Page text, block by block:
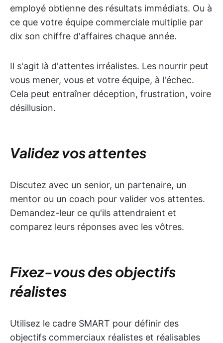
employé obtienne des résultats immédiats. Ou à
ce que votre équipe commerciale multiplie par
dix son chiffre d'affaires chaque année.
Il s'agit là d'attentes irréalistes. Les nourrir peut
vous mener, vous et votre équipe, à l'échec.
Cela peut entraîner déception, frustration, voire
désillusion.
Validez vos attentes
Discutez avec un senior, un partenaire, un
mentor ou un coach pour valider vos attentes.
Demandez-leur ce qu'ils attendraient et
comparez leurs réponses avec les vôtres.
Fixez-vous des objectifs
réalistes
Utilisez le cadre SMART pour définir des
objectifs commerciaux réalistes et réalisables